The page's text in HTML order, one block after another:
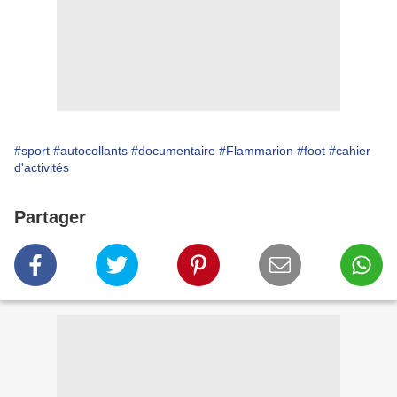
#sport #autocollants #documentaire #Flammarion #foot #cahier
d'activités
Partager